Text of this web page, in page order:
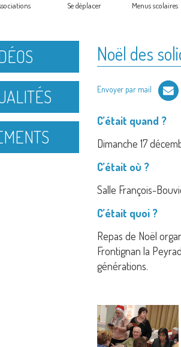
Se déplacer Menus scolaires
Noël des
Envoyer par mail
C’était quand ?
Dimanche 17
C’était où ?
Salle François-
C’était quoi ?
Repas de Noël
Frontignan la
générations.